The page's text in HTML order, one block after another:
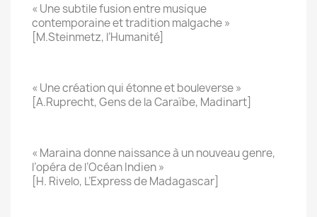
« Une subtile fusion entre musique
contemporaine et tradition malgache »
[M.Steinmetz, l’Humanité]
« Une création qui étonne et bouleverse »
[A.Ruprecht, Gens de la Caraïbe, Madinart]
« Maraina donne naissance à un nouveau genre,
l’opéra de l’Océan Indien »
[H. Rivelo, L’Express de Madagascar]